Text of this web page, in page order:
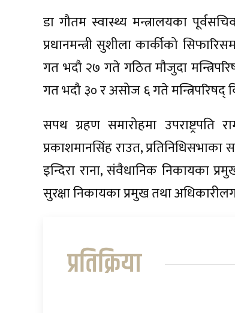
डा गौतम स्वास्थ्य मन्त्रालयका
प्रधानमन्त्री सुशीला कार्कीको
गत भदौ २७ गते गठित मौजुदा
गत भदौ ३० र असोज ६ गते मन्त्रिपरिषद्
सपथ ग्रहण समारोहमा उपराष्ट्रपति
प्रकाशमानसिंह राउत,
इन्दिरा राना, संवैधानिक निकायका
सुरक्षा निकायका प्रमुख तथा
प्रतिक्रिया